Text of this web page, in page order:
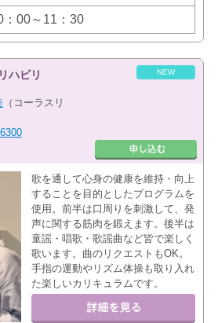
：00～11：30
NEW
ハビリ
（コーラスリ
歌を通して心身の健康を維持・向上
することを目的としたプログラムを
使用。前半は口周りを刺激して、発
声に関する筋肉を鍛えます。後半は
童謡・唱歌・歌謡曲など皆で楽しく
歌います。曲のリクエストもOK。
手指の運動やリズム体操も取り入れ
た楽しいカリキュラムです。